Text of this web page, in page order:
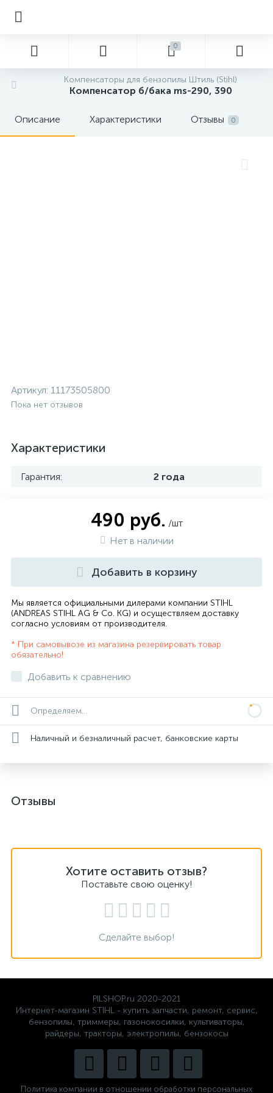
0
Компенсаторы для бензопилы Штиль (Stihl)
Компенсатор б/бака ms-290, 390
Описание Характеристики Отзывы 0
Артикул: 11173505800
Пока нет отзывов
Характеристики
Гарантия: 2 года
490 руб. /шт
Нет в наличии
Добавить в корзину
Мы является официальными дилерами компании STIHL
(ANDREAS STIHL AG & Co. KG) и осуществляем доставку
согласно условиям от производителя.
* При самовывозе из магазина резервировать товар
обязательно!
Добавить к сравнению
Определяем...
Наличный и безналичный расчет, банковские карты
Отзывы
Хотите оставить отзыв?
Поставьте свою оценку!
Сделайте выбор!
PILSHOP.ru 2020-2021
Интернет-магазин STIHL - купить запчасти, ремонт, сервис,
бензопилы, триммеры, газонокосилки, культиваторы,
райдеры, тракторы, электропилы, бензокосы
Политика компании в отношении обработки персональных